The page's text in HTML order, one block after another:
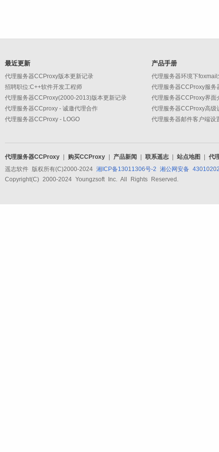
最近更新
代理服务器CCProxy版本更新记录
招聘职位:C++软件开发工程师
代理服务器CCProxy(2000-2013)版本更新记录
代理服务器CCproxy - 诚邀代理合作
代理服务器CCProxy - LOGO
产品手册
代理服务器环境下
代理服务器CCProxy服务
代理服务器CCProxy界面
代理服务器CCProxy 购买CCProxy 产品新闻 联系遥志 站点地图
代
遥志软件 版权所有(C)2000-2024 湘ICP备13011306号-2 湘公网安备
Copyright(C) 2000-2024 Youngzsoft Inc. All Rights Reserved.